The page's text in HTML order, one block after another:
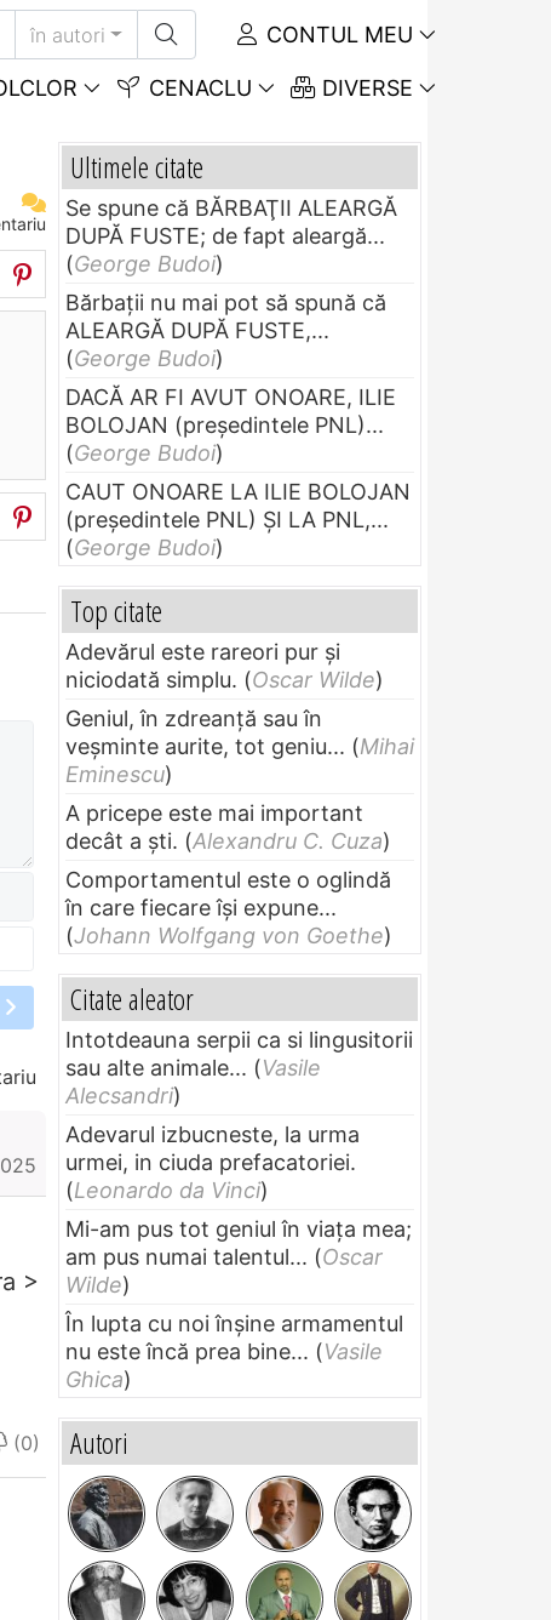
în autori CONTUL MEU
CENACLU DIVERSE
>
I do not appreciate
Ultimele citate
Se spune că BĂRBAŢII ALEARGĂ
DUPĂ FUSTE; de fapt aleargă...
(George Budoi)
Bărbaţii nu mai pot să spună că
ALEARGĂ DUPĂ FUSTE,...
(George Budoi)
DACĂ AR FI AVUT ONOARE, ILIE
BOLOJAN (preşedintele PNL)...
(George Budoi)
CAUT ONOARE LA ILIE BOLOJAN
(preşedintele PNL) ŞI LA PNL,...
(George Budoi)
Top citate
Adevărul este rareori pur și
niciodată simplu. (Oscar Wilde)
Geniul, în zdreanţă sau în
veşminte aurite, tot geniu... (Mihai
Eminescu)
A pricepe este mai important
decât a ști. (Alexandru C. Cuza)
Comportamentul este o oglindă
în care fiecare își expune...
(Johann Wolfgang von Goethe)
Citate aleator
Intotdeauna serpii ca si lingusitorii
sau alte animale... (Vasile
Alecsandri)
Adevarul izbucneste, la urma
urmei, in ciuda prefacatoriei.
(Leonardo da Vinci)
Mi-am pus tot geniul în viața mea;
am pus numai talentul... (Oscar
Wilde)
În lupta cu noi înșine armamentul
nu este încă prea bine... (Vasile
Ghica)
Autori